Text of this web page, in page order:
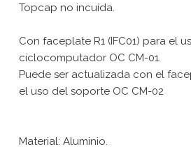
Topcap no incuída.
Con faceplate R1 (IFC01) para el
ciclocomputador OC CM-01.
Puede ser actualizada con el
el uso del soporte OC CM-02
Material: Aluminio.